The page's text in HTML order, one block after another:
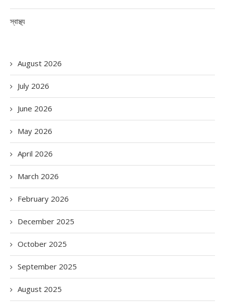
স্বাস্থ্য
August 2026
July 2026
June 2026
May 2026
April 2026
March 2026
February 2026
December 2025
October 2025
September 2025
August 2025